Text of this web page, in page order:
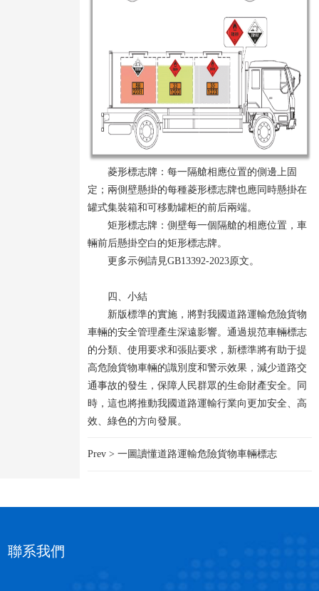
菱形標志牌：每一隔艙相應位置的側邊上固
定；兩側壁懸掛的每種菱形標志牌也應同時懸掛在
罐式集裝箱和可移動罐柜的前后兩端。
矩形標志牌：側壁每一個隔艙的相應位置，車
輛前后懸掛空白的矩形標志牌。
更多示例請見GB13392-2023原文 。
四、小結
新版標準的實施，將對我國道路運輸危險貨物
車輛的安全管理產生深遠影響。通過規范車輛標志
的分類、使用要求和張貼要求，新標準將有助于提
高危險貨物車輛的識別度和警示效果，減少道路交
通事故的發生，保障人民群眾的生命財產安全。同
時，這也將推動我國道路運輸行業向更加安全、高
效、綠色的方向發展。
Prev > 一圖讀懂道路運輸危險貨物車輛標志
聯系我們